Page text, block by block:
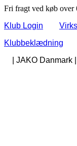
Fri fragt ved køb over
Klub Login
Klubbeklædning
| JAKO